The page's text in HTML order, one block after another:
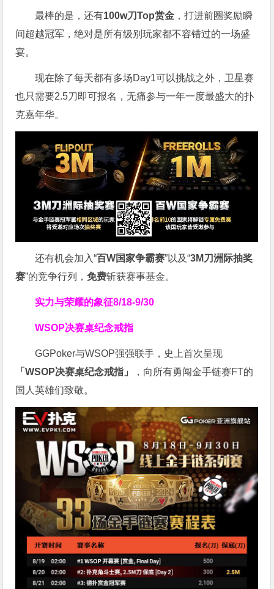
最棒的是，还有100w刀Top赏金 ，打进前圈奖励瞬
间超越冠军，绝对是所有级别玩家都不容错过的一场盛
宴。
现在除了每天都有多场Day1可以挑战之外，卫星赛
也只需要2.5刀即可报名，无痛参与一年一度最盛大的扑
克嘉年华。
还有机会加入“百W国家争霸赛”以及“3M刀洲际抽奖
赛”的竞争行列，免费斩获赛事基金。
实力与荣耀的象征8/18-9/30
WSOP决赛桌纪念戒指
GGPoker与WSOP强强联手，史上首次呈现
「WSOP决赛桌纪念戒指」
，向所有勇闯金手链赛FT的
国人英雄们致敬。